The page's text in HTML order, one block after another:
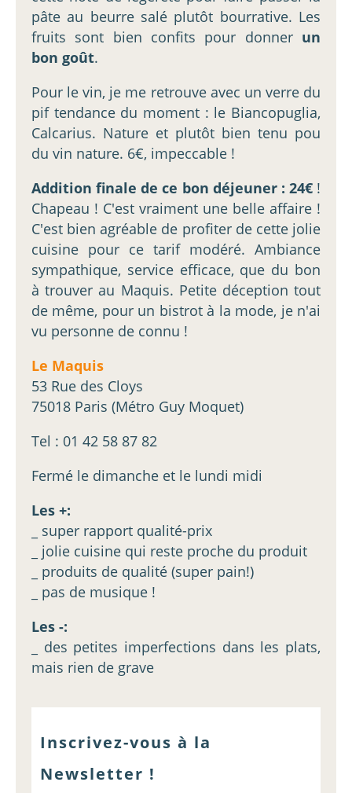
pâte au beurre salé plutôt bourrative. Les
fruits sont bien confits pour donner un
bon goût.
Pour le vin, je me retrouve avec un verre du
pif tendance du moment : le Biancopuglia,
Calcarius. Nature et plutôt bien tenu pou
du vin nature. 6€, impeccable !
Addition finale de ce bon déjeuner : 24€ !
Chapeau ! C'est vraiment une belle affaire !
C'est bien agréable de profiter de cette jolie
cuisine pour ce tarif modéré. Ambiance
sympathique, service efficace, que du bon
à trouver au Maquis. Petite déception tout
de même, pour un bistrot à la mode, je n'ai
vu personne de connu !
Le Maquis
53 Rue des Cloys
75018 Paris (Métro Guy Moquet)
Tel : 01 42 58 87 82
Fermé le dimanche et le lundi midi
Les +:
_ super rapport qualité-prix
_ jolie cuisine qui reste proche du produit
_ produits de qualité (super pain!)
_ pas de musique !
Les -:
_ des petites imperfections dans les plats,
mais rien de grave
Inscrivez-vous à la
Newsletter !